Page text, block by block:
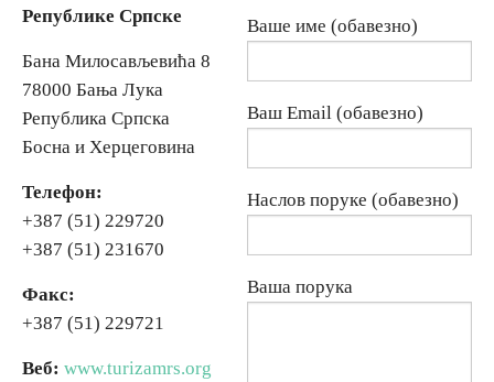
Вјерски туризам
Авантура
Еко туризам
Културни туризам
Гастрономија
Лов и риболов
Ваше име (обавезно)
Ваш Email (обавезно)
Наслов поруке (обавезно)
Ваша порука
Републике Српске
Бана Милосављевића 8
78000 Бања Лука
Република Српска
Босна и Херцеговина
Телефон:
+387 (51) 229720
+387 (51) 231670
Факс:
+387 (51) 229721
Веб: www.turizamrs.org